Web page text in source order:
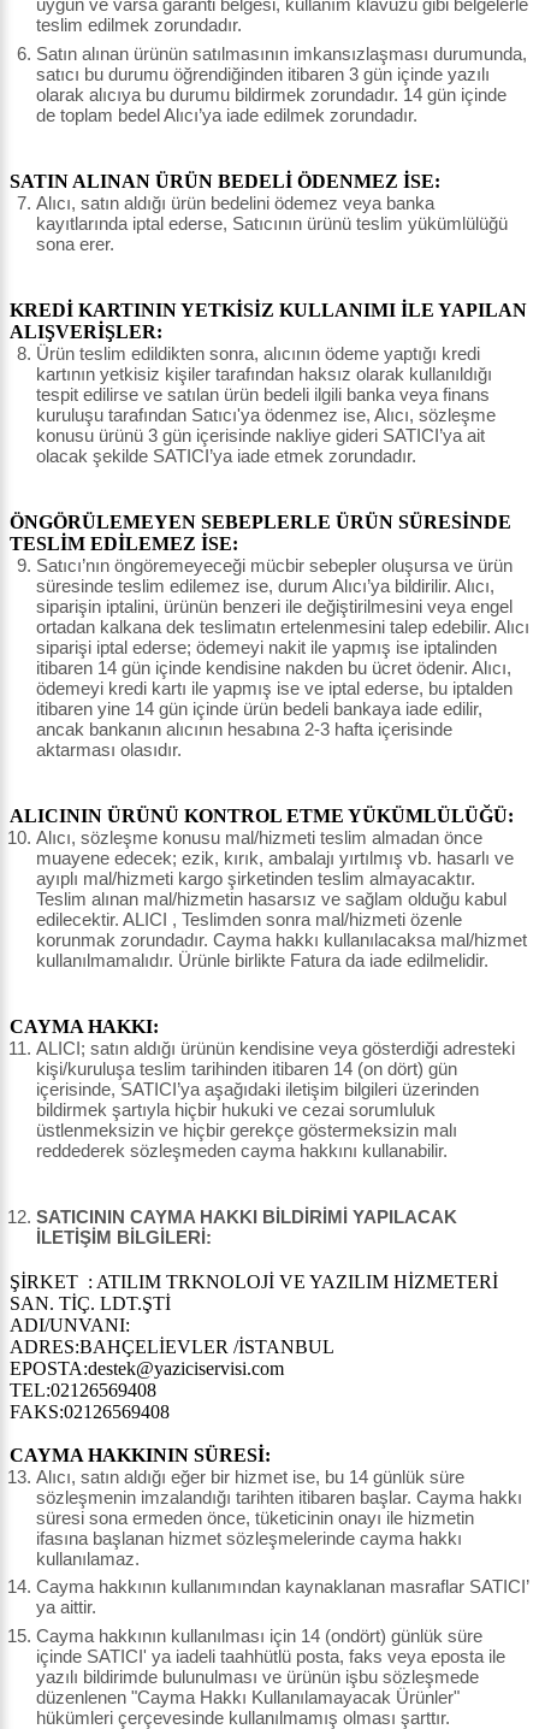
uygun ve varsa garanti belgesi, kullanım klavuzu gibi belgelerle
teslim edilmek zorundadır.
Satın alınan ürünün satılmasının imkansızlaşması durumunda,
satıcı bu durumu öğrendiğinden itibaren 3 gün içinde yazılı
olarak alıcıya bu durumu bildirmek zorundadır. 14 gün içinde
de toplam bedel Alıcı’ya iade edilmek zorundadır.
SATIN ALINAN ÜRÜN BEDELİ ÖDENMEZ İSE:
Alıcı, satın aldığı ürün bedelini ödemez veya banka
kayıtlarında iptal ederse, Satıcının ürünü teslim yükümlülüğü
sona erer.
KREDİ KARTININ YETKİSİZ KULLANIMI İLE YAPILAN
ALIŞVERİŞLER:
Ürün teslim edildikten sonra, alıcının ödeme yaptığı kredi
kartının yetkisiz kişiler tarafından haksız olarak kullanıldığı
tespit edilirse ve satılan ürün bedeli ilgili banka veya finans
kuruluşu tarafından Satıcı'ya ödenmez ise, Alıcı, sözleşme
konusu ürünü 3 gün içerisinde nakliye gideri SATICI’ya ait
olacak şekilde SATICI’ya iade etmek zorundadır.
ÖNGÖRÜLEMEYEN SEBEPLERLE ÜRÜN SÜRESİNDE
TESLİM EDİLEMEZ İSE:
Satıcı’nın öngöremeyeceği mücbir sebepler oluşursa ve ürün
süresinde teslim edilemez ise, durum Alıcı’ya bildirilir. Alıcı,
siparişin iptalini, ürünün benzeri ile değiştirilmesini veya engel
ortadan kalkana dek teslimatın ertelenmesini talep edebilir. Alıcı
siparişi iptal ederse; ödemeyi nakit ile yapmış ise iptalinden
itibaren 14 gün içinde kendisine nakden bu ücret ödenir. Alıcı,
ödemeyi kredi kartı ile yapmış ise ve iptal ederse, bu iptalden
itibaren yine 14 gün içinde ürün bedeli bankaya iade edilir,
ancak bankanın alıcının hesabına 2-3 hafta içerisinde
aktarması olasıdır.
ALICININ ÜRÜNÜ KONTROL ETME YÜKÜMLÜLÜĞÜ:
Alıcı, sözleşme konusu mal/hizmeti teslim almadan önce
muayene edecek; ezik, kırık, ambalajı yırtılmış vb. hasarlı ve
ayıplı mal/hizmeti kargo şirketinden teslim almayacaktır.
Teslim alınan mal/hizmetin hasarsız ve sağlam olduğu kabul
edilecektir. ALICI , Teslimden sonra mal/hizmeti özenle
korunmak zorundadır. Cayma hakkı kullanılacaksa mal/hizmet
kullanılmamalıdır. Ürünle birlikte Fatura da iade edilmelidir.
CAYMA HAKKI:
ALICI; satın aldığı ürünün kendisine veya gösterdiği adresteki
kişi/kuruluşa teslim tarihinden itibaren 14 (on dört) gün
içerisinde, SATICI’ya aşağıdaki iletişim bilgileri üzerinden
bildirmek şartıyla hiçbir hukuki ve cezai sorumluluk
üstlenmeksizin ve hiçbir gerekçe göstermeksizin malı
reddederek sözleşmeden cayma hakkını kullanabilir.
SATICININ CAYMA HAKKI BİLDİRİMİ YAPILACAK
İLETİŞİM BİLGİLERİ:
ŞİRKET : ATILIM TRKNOLOJİ VE YAZILIM HİZMETERİ
SAN. TİÇ. LDT.ŞTİ
ADI/UNVANI:
ADRES:BAHÇELİEVLER /İSTANBUL
EPOSTA:destek@yaziciservisi.com
TEL:02126569408
FAKS:02126569408
CAYMA HAKKININ SÜRESİ:
Alıcı, satın aldığı eğer bir hizmet ise, bu 14 günlük süre
sözleşmenin imzalandığı tarihten itibaren başlar. Cayma hakkı
süresi sona ermeden önce, tüketicinin onayı ile hizmetin
ifasına başlanan hizmet sözleşmelerinde cayma hakkı
kullanılamaz.
Cayma hakkının kullanımından kaynaklanan masraflar SATICI’
ya aittir.
Cayma hakkının kullanılması için 14 (ondört) günlük süre
içinde SATICI' ya iadeli taahhütlü posta, faks veya eposta ile
yazılı bildirimde bulunulması ve ürünün işbu sözleşmede
düzenlenen "Cayma Hakkı Kullanılamayacak Ürünler"
hükümleri çerçevesinde kullanılmamış olması şarttır.